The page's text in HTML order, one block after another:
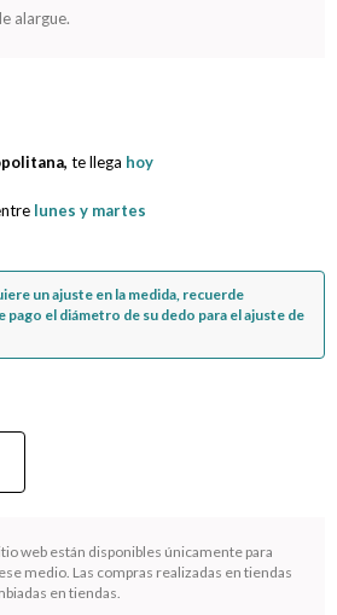
alargue.
te llega hoy
lunes y martes
un ajuste en la medida, recuerde
pago el diámetro de su dedo para el ajuste de
web están disponibles únicamente para
medio. Las compras realizadas en tiendas
en tiendas.
forma más ágil de comprar!
sin recargo o hasta en 12
* ¡Solo con tu cédula!